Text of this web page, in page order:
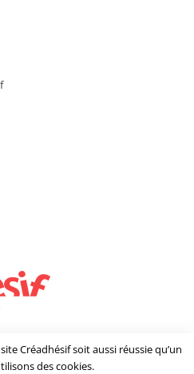
Créadhésif soit aussi réussie qu’un
des cookies.